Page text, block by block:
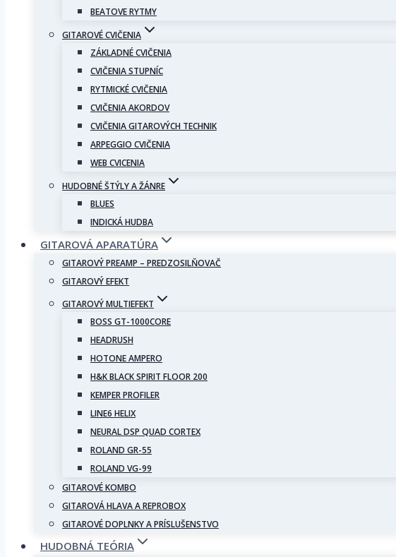
BEATOVE RYTMY
GITAROVÉ CVIČENIA
ZÁKLADNÉ CVIČENIA
CVIČENIA STUPNÍC
RYTMICKÉ CVIČENIA
CVIČENIA AKORDOV
CVIČENIA GITAROVÝCH TECHNIK
ARPEGGIO CVIČENIA
WEB CVICENIA
HUDOBNÉ ŠTÝLY A ŽÁNRE
BLUES
INDICKÁ HUDBA
GITAROVÁ APARATÚRA
GITAROVÝ PREAMP – PREDZOSILŇOVAČ
GITAROVÝ EFEKT
GITAROVÝ MULTIEFEKT
BOSS GT-1000CORE
HEADRUSH
HOTONE AMPERO
H&K BLACK SPIRIT FLOOR 200
KEMPER PROFILER
LINE6 HELIX
NEURAL DSP QUAD CORTEX
ROLAND GR-55
ROLAND VG-99
GITAROVÉ KOMBO
GITAROVÁ HLAVA A REPROBOX
GITAROVÉ DOPLNKY A PRÍSLUŠENSTVO
HUDOBNÁ TEÓRIA